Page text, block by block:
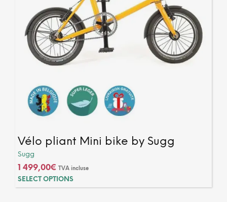
Vélo pliant Mini bike by Sugg
Sugg
1 499,00€ TVA incluse
SELECT OPTIONS